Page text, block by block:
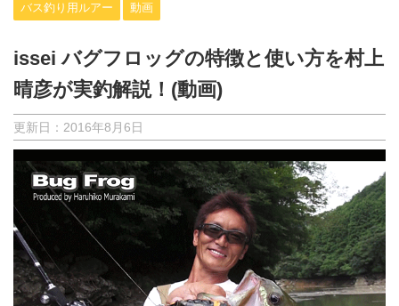
バス釣り用ルアー 動画
issei バグフロッグの特徴と使い方を村上
晴彦が実釣解説！(動画)
更新日： 2016年8月6日